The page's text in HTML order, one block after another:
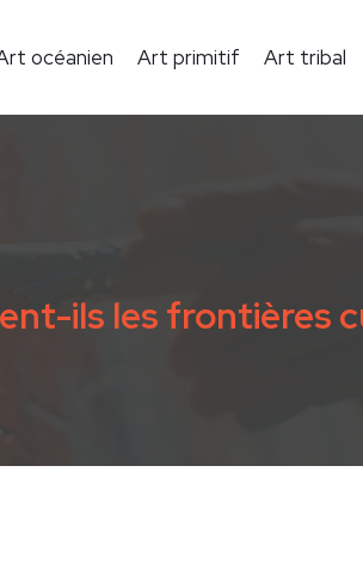
océanien Art primitif Art tribal
ils les frontières